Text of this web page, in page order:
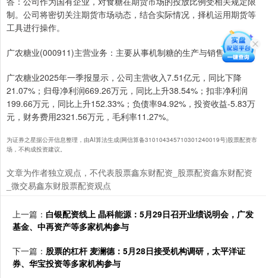
制。公司将密切关注期货市场动态，结合实际情况，择机运用期货等
工具进行操作。
广农糖业(000911)主营业务：主要从事机制糖的生产与销售业务。
广农糖业2025年一季报显示，公司主营收入7.51亿元，同比下降
21.07%；归母净利润669.26万元，同比上升38.54%；扣非净利润
199.66万元，同比上升152.33%；负债率94.92%，投资收益-5.83万
元，财务费用2321.56万元，毛利率11.27%。
为证券之星据公开信息整理，由AI算法生成(网信算备310104345710301240019号)股票配资市
场，不构成投资建议。
文章为作者独立观点，不代表股票鑫东财配资_股票配资鑫东财配资
_微交易鑫东财股票配资观点
上一篇： 白银配资线上 晶科能源：5月29日召开业绩说明会，广发
基金、中再资产等多家机构参与
下一篇： 股票的杠杆 麦澜德：5月28日接受机构调研，太平洋证
券、华宝投资等多家机构参与